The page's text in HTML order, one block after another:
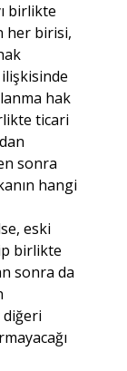
birlikte
her birisi,
hak
ticari
sonra
hangi
eski
birlikte
sonra da